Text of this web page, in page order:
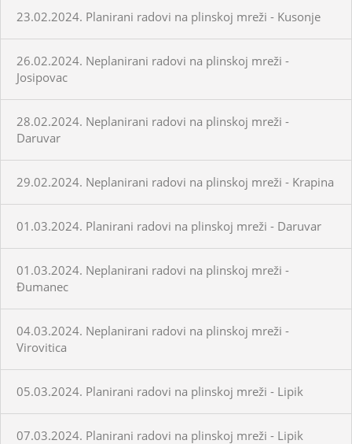
23.02.2024. Planirani radovi na plinskoj mreži - Kusonje
26.02.2024. Neplanirani radovi na plinskoj mreži -
Josipovac
28.02.2024. Neplanirani radovi na plinskoj mreži -
Daruvar
29.02.2024. Neplanirani radovi na plinskoj mreži - Krapina
01.03.2024. Planirani radovi na plinskoj mreži - Daruvar
01.03.2024. Neplanirani radovi na plinskoj mreži -
Đumanec
04.03.2024. Neplanirani radovi na plinskoj mreži -
Virovitica
05.03.2024. Planirani radovi na plinskoj mreži - Lipik
07.03.2024. Planirani radovi na plinskoj mreži - Lipik